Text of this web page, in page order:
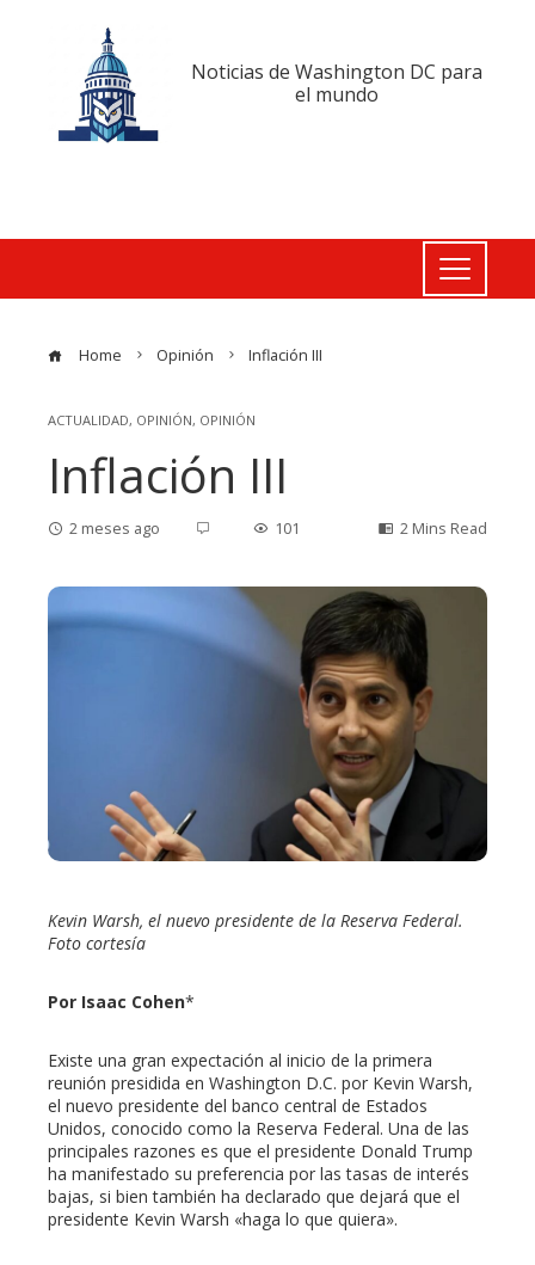
Noticias de Washington DC para
el mundo
Home Opinión Inflación III
ACTUALIDAD, OPINIÓN, OPINIÓN
Inflación III
2 meses ago 101 2 Mins Read
Kevin Warsh, el nuevo presidente de la Reserva Federal.
Foto cortesía
Por Isaac Cohen*
Existe una gran expectación al inicio de la primera
reunión presidida en Washington D.C. por Kevin Warsh,
el nuevo presidente del banco central de Estados
Unidos, conocido como la Reserva Federal. Una de las
principales razones es que el presidente Donald Trump
ha manifestado su preferencia por las tasas de interés
bajas, si bien también ha declarado que dejará que el
presidente Kevin Warsh «haga lo que quiera».